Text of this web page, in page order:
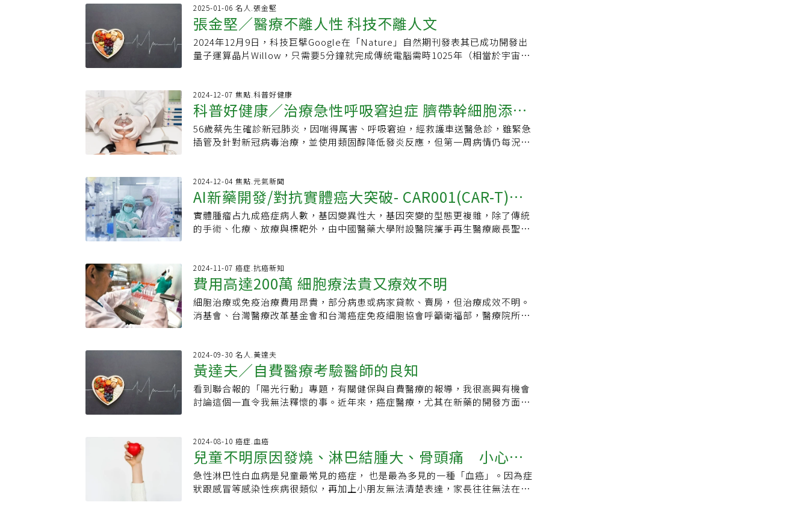
十分頂尖。他語帶哽咽說，陳耀昌教授去世，「真的很惋惜，沒有機會再諮詢他
了」。石崇良說，陳耀昌教授是他在台大醫院內科住院醫師訓練時的老師，與教
授學習血液科、腫瘤科訓練，「他（陳耀昌）非常愛護我」。且當衛福部擬定再
生醫療特管辦法時，為了讓細胞治療可在臨床使用，「他（陳耀昌）是我最重要
骨髓移植手術，在學術及臨床醫療上都是十分頂尖。石崇良說，陳耀昌看到國內
再生醫療的發展，不是只靠學術研究，還需與業界結合，如此才能讓民眾普及使
用。陳耀昌後續踏入產業，就是希望讓再生醫療可以普及。石崇良語帶哽咽說，
「他（陳耀昌）就是不希望高科技的事物，只能富人使用」，所以，他感覺陳耀
昌的去世「真的很惋惜」，對台灣再生醫療陳教授是自己跳下來，走向產業的困
辦法再諮詢他了」。
管 R-CHOP 處方療效不錯，但體弱者或長者難以承受化療帶來的副作用。過去只
能減少劑量，現在新一代抗體藥物複合體上市，提供病人不同治療方法。抗體藥
物複合體是一種抗體結合化療學的新型藥物，可更精準地殺死癌細胞，並顯著減
少副作用。治療時，必須與莫須瘤及化療藥物，組合成 Pola-R-CHP 處方使用。
根據臨床研究，該處方腫瘤緩解率比傳統治療增加 1 成，減少 4 成的疾病惡化。
項 已納三線健保瀰漫性 B 大細胞淋巴癌國際治療指引，已將 Pola-R-CHP 處方
列為第一線治療選項之一，新一代抗體藥物複合物已在113年納入三線健保給付。
若病人國際預後指標 (IPI) 2 分以上，或受疾病影響範圍大，可以考慮使用。宋孟
達分享，曾碰過一位 71 歲男性，下背痛到醫院求診，經檢查發現腹腔有 7 公分腫
怕，但這是能根治的疾病，即便復發，還可使用雙特異性抗體、CAR-T 細胞治療
等。鼓勵大家多與主治醫師討論、勇敢配合治療，別延誤治療黃金時間！
佳智慧醫院；HIMSS（美國醫療資訊與管理系統協會）多項最高成熟度認證，包
括今年3月成為全台首家通過AMAM 第七級-最高等級認證，及INFRAM 7、
EMRAM 7、及DIAM 6等高階認證，榮獲台灣首座Davies Award和2023年數位健
康指標（DHI）全球最高分等榮譽。周德陽院長強調，醫療品質的核心在於「以
經退化性疾病等領域，並深化產學合作。例如，成功開發全球首例針對實體腫
瘤、獲美國FDA核准的異體CAR-biTE GDT細胞療法，開創國際先例，為病人帶來
全新治療希望。此外，中醫大附醫榮獲「台灣永續行動金獎」與「亞太永續行動
銀獎」，展現醫院在淨零排放與綠色醫療上的積極作為，體現醫療創新與社會責
任並行的價值理念。周德陽院長榮獲亞洲年度最佳CEO 精湛醫術與卓越領導並
更以神經外科專業在醫術領域備受推崇。他所研發的「腦出血內視鏡血腫清除
術」，已被納入哈佛大學《臨床神經外科技術》教科書，成為國際中風手術標
準，大幅提升病人存活率與術後預後。周德陽院長感謝專業人士與同儕的高度肯
定，並特別強調團隊的關鍵角色：「一個人走得快，一群人才能走得遠。中醫大
「Top Hospital CEOs」。該評選表彰在醫療創新、病患照護與組織領導上展現
卓越表現的醫療機構領袖，並以人本精神、科技應用與團隊文化為核心指標，具
高度國際影響力。周德陽院長為亞洲少數入選者之一，帶領中醫大附醫積極推動
AI智慧醫療，並在病人照護與醫療品質上屢創佳績，充分展現新世代醫療領導者
的遠見與格局。中醫大附醫自2022年起承接衛福部「新南向醫衛合作與產業發
化辦事處葉非比代表與衛福部吳玲瑩專門委員特地出席頒獎典禮表達賀意與肯
定，彰顯中醫大附醫在推動醫衛新南向的具體成果有目共睹。這些成果透過第三
方國際認證機構的競賽獲獎，不僅提升了台灣國際醫療品牌的全球能見度，更讓
世界看見台灣醫療的實力與影響力。展望未來，周德陽院長表示，醫療的核心不
極拓展國際合作，攜手共創更優質、永續的全球健康新願景。【關於中醫大附
醫】打造全台高品質醫療網絡 深耕急重難罕症治療 中國醫藥大學暨醫療體系擁
有22家醫院暨體系機構，台中總院擁有2,000床位與5,900名專業醫護及行政人
員，長期深耕重大與複雜疾病之診斷與治療，其特色醫療涵蓋腦中風與心血管介
入手術、器官移植、質子治療、細胞治療、多重器官重建及微創手術機器人，醫
任院長傅雲慶。他是亞洲首位成功運用心臟內超音波修補心房中隔缺損（ASD）
的權威，並擁有超過5000例心導管手術經驗，在兒童心臟病治療領域締造無數創
舉。如今，承襲前任院長陳適安的發展藍圖，繼續推動醫院向智慧化、精準化、
永續發展，讓台中榮總成為世界級醫療重鎮。傅雲慶引用總統賴清德的話：「台
積電是護國神山，但台灣的醫療實力，同樣是世界級的驕傲。」他說，中榮的醫
而，透過第三代奈米孔高通量基因定序技術，台中榮總已能在15小時內，解析1萬
多種病原體的DNA或RNA，使敗血症與感染病患能夠迅速得到精準治療。這項技
術優勢，比起傳統細菌培養需3-7天，精準基因定序僅需15小時，大幅縮短診斷時
間。除此還可檢測6000多種細菌、2000多種病毒，以及黴菌與寄生蟲，提高病原
用第三代抗生素萬古黴素（Vancomycin）治療，病況未改善，還產生肝功能異
常。經基因定序技術檢測後，發現病原體竟為痤瘡桿菌，且以第一代青黴素
（Penicillin）治療即可。改用青黴素後，病人迅速康復，這就是精準醫療。傅雲
慶強調，台中榮總是全台唯一擁有此技術的醫學中心，無須將檢體送至外部實驗
室，在院內直接完成檢測，確保病患獲得最快速、最精準的治療。台中榮總在再
為血液腫瘤治療的重大突破。目前台中榮總CAR-T療法的病患存活率高達100%，
吸引全台各地的病人前來求診，成為癌症患者的重要救命希望。在醫學世界裡，
科技與技術突破不斷推陳出新，然而，真正打動人心的，不只是醫療的進步，更
是醫者的愛與溫度。傅雲慶回憶2010年一個全國首例心房中隔缺損的導管修補術
療，這是當時台灣前所未有的手術方式。面對創新療法的風險，男童母親展現完
全信任：「我的小孩從小都給你看，你就放手去做，出任何問題我都不會怪
你。」這份信任促成了醫療突破。手術成功後，全台醫界推廣，14年來幫助許多
病童免除開刀之苦。傅雲慶表示，每次手術前都會禱告，「耶穌會透過我們的手
來醫治病童。」見證了珍貴的醫病信任與溫暖，更為無數心臟病童開啟了新的治
2025-01-06 名人.張金堅
張金堅／醫療不離人性 科技不離人文
2024年12月9日，科技巨擘Google在「Nature」自然期刊發表其已成功開發出
量子運算晶片Willow，只需要5分鐘就完成傳統電腦需時1025年（相當於宇宙年
半，上世紀科技的躍進已徹底改變人類生活的樣貌，如今的AI新世紀又將如何改
變我們的未來？過去因為醫療科技的進步，創造了諸多亮麗的醫學奇蹟。我親身
見證了手術從傳統的開胸、開腹等、到內視鏡、再到機器手臂的微創手術；癌症
治療從開刀、放療、化療，再到荷爾蒙、標靶、免疫乃至細胞治療等等；疾病的
預防、篩檢、診療及追蹤也因為基因體醫學及生物分子學的進步，搭配大數據分
準醫療勢必如虎添翼，令人期待。追求急效知識忌迷失然而當我們為醫療突飛猛
進及可能的突破而欣喜雀躍的同時，是否應存有一絲冷靜清晰的心態，確保自己
不會因為求新、求快而未加深思熟慮就跨越紅線？尤其在AI時代，知識產生、累
積，甚至以顛覆的速度在進步，都快到人腦根本無暇思索的地步。若我們把心力
新是我們進步的動力，傳承則是代代相傳指引我們應該遵循的正道。一如水能載
舟，亦能覆舟，科技也是一把雙面刃，如何將科技做最妥善的運用，考驗著人類
的智慧與素養，而這就要靠教育、人文、倫理、文學、音樂、藝術等這些所謂
「緩效知識」的陶冶與形塑，醫療亦不能例外。「健康識能」的推展、「醫學倫
理」的建構、「醫病和諧」的提升、「生命關懷」的實踐，絕對是需要長時間的
免為物所役在此科技引領物質文明不斷飛越的時代，精神文明也必須迎頭趕上，
齊頭並進，人類才不會為物所役，忙於追求「急效知識」之餘，「緩效知識」的
重視也不可偏廢。「醫療不離人性，科技不離人文」應是我們共同的中心思想，
也是以「救人｣為天職的醫界夥伴必須奉行的圭臬，唯有如此，人類的健康與福祉
2024-12-07 焦點.科普好健康
科普好健康／治療急性呼吸窘迫症 臍帶幹細胞添生
機
56歲蔡先生確診新冠肺炎，因喘得厲害、呼吸窘迫，經救護車送醫急診，雖緊急
插管及針對新冠病毒治療，並使用類固醇降低發炎反應，但第一周病情仍每況愈
活動力及正常生活，臍帶幹細胞治療急性呼吸窘迫症候群露出了曙光。罹新冠重
症 首周治療無效蔡先生身型肥胖，有糖尿病、高血壓等共病，是發生新冠肺炎重
症的高風險族群。他送到急診時，X光呈現白肺狀態，心跳血壓不穩，血氧濃度低
於90%（動脈血氧飽和度正常為98%），氧合能力很差，診斷為「急性呼吸窘迫
症候群」，除緊急插管幫助維持呼吸，並作各項積極治療，但第一周氧氣濃度甚
劑後，白肺狀態獲得改善，氧合能力變好，可以拔管自主呼吸，終能順利出院。
後來幾次回診，X光影像可以看到其肺部一直在改善，健康情況變好，更令人驚喜
的是，配合積極復健一年，近期回診時，他無力的單邊手腳也漸恢復活動力。急
性肺臟損傷的病症，稱為「急性呼吸窘迫症候群（Acute Respiratory Distress
病。為什麼會有白肺的情形？主要是病毒造成肺部的過度發炎反應。由於肺部由
肺泡組成，平時肺泡裡充滿空氣，一旦發生感染、發炎，肺泡遭到滲出液和發炎
細胞填充，做電腦斷層或X光檢查時，放射線無法穿透，影像就會呈現白色區塊。
助修補器官 免疫調控有效臍帶幹細胞是最原始的細胞，可幫助更新、修補身體的
組織及器官，用於治療急性呼吸窘迫症候群患者，有達到肺部修護及免疫調控的
類固醇，但如果使用時間長了，副作用大，病人抵抗力變差，容易發生二度感
染。目前院方使用臍帶幹細胞治療急性呼吸窘迫症候群患者已有五位，有四位成
功改善的案例，並從中發現使用幹細胞的時機點，攸關治療成效。目前臍帶幹細
胞要向衛福部申請核可取得，不過，已看到在臍帶幹細胞精準治療下，急性呼吸
2024-12-04 焦點.元氣新聞
AI新藥開發/對抗實體癌大突破- CAR001(CAR-T)進
入臨床試驗-癌症治療現曙光
實體腫瘤占九成癌症病人數，基因變異性大，基因突變的型態更複雜，除了傳統
的手術、化療、放療與標靶外，由中國醫藥大學附設醫院攜手再生醫療廠長聖生
胞進行攻擊；在大腸直腸癌、三陰性乳癌、肺癌、腦癌的動物實驗顯示，能殺死
九成癌細胞，研究成果已刊登於科學研究權威國際期刊《先進科學（Advanced
Science）》。目前該治療已獲得食藥署核准，進行臨床第一及2a期試驗，未來
正式上市有望增加臨床實體腫瘤治療選項。CAR001新藥與目前已上市自體CAR-T
細胞免疫療法類似，皆透過改造身體免疫細胞，輸入癌症患者體內來對付體內的
療成效。抗癌三箭：多靶向、異體、非病毒基改具醫師背景的長聖生技總經理黃
文良表示，新藥結合2種作用機制，能多靶向全面擊殺癌細胞。實體腫瘤會製造
HLA-G、PD-L1等免疫干擾因子來抑制免疫細胞，因此新藥將分泌BiTE（雙導向
T細胞活化抗體），一端抓住T細胞、另一端抓住帶有PD-L1的癌細胞，引導T細
胞靶點變異或丟失，也逃不掉它的辨識與擊殺。在大腸直腸癌、三陰性乳癌、肺
癌的動物實驗中，能打擊九成以上癌細胞，延長3至5倍存活期，對腦癌也有一定
的治療效果。美國FDA去年11月也正式要求更新CAR-T治療的黑框警告，提醒引
發續發性癌症的風險，黃文良解釋，不同於現今是以病毒為載體進行基因編輯，
CAR001新藥採用mRNA技術基因改造，品質及安全性佳，減少引發續發性癌症且
2024-11-07 癌症.抗癌新知
費用高達200萬 細胞療法貴又療效不明
細胞治療或免疫治療費用昂貴，部分病患或病家貸款、賣房，但治療成效不明。
消基會、台灣醫療改革基金會和台灣癌症免疫細胞協會呼籲衛福部，醫療院所應
100萬至200多萬，費用驚人，但成效隱晦不明，衛福部僅在5月公布存活天數中
位數，其他資訊一片空白。吳榮達指出，現階段僅4家診所通過衛福部審查，可執
行再生療法，但網路上至少18家診所宣稱已獲得醫策會細胞治療品質認證，且醫
療範圍寬廣，從皮膚疾病至癌症，均提供治療。呼籲衛福部制訂懲處機制，讓違
規業者獲得懲戒及罰金。「細胞治療到底是神藥？還是潘朵拉的盒子？」台灣癌
今年5月公布「特定細胞治療技術癌症部分結果摘要」，台灣醫療改革基金會執行
長林雅惠說，網站資訊少，無比較相關治療的存活指標，病人無法從簡略的資料
中判斷是否值得花錢買希望，這與民眾期待的落差太大。對此，衛福部醫事司副
司長劉玉菁指出，目前細胞療法仍由特管辦法管理，再生醫療雙法雖已通過，但
2024-09-30 名人.黃達夫
黃達夫／自費醫療考驗醫師的良知
看到聯合報的「陽光行動」專題，有關健保與自費醫療的報導，我很高興有機會
討論這個一直令我無法釋懷的事。近年來，癌症醫療，尤其在新藥的開發方面，
費項目。對於癌症病人而言，是非常沉重的負擔。接受不當手術 反加速疾病復發
所以，我常跟我的同事說，大家要用功研讀研究報告，當我們建議病人使用健保
尚不給付的昂貴新藥時，要很慎重地確定使用該藥對病人有好處，否則是對不起
病人的。可是，近年來，我們常常會看到在他院治療結果不理想而轉來的病人，
如接受了不當的高貴達文西機器手臂手術，花了數十萬元，反而加速了疾病的復
2024-08-10 癌症.血癌
兒童不明原因發燒、淋巴結腫大、骨頭痛 小心是
急性淋巴性白血病
急性淋巴性白血病是兒童最常見的癌症， 也是最為多見的一種「血癌」。因為症
狀跟感冒等感染性疾病很類似，再加上小朋友無法清楚表達，家長往往無法在第